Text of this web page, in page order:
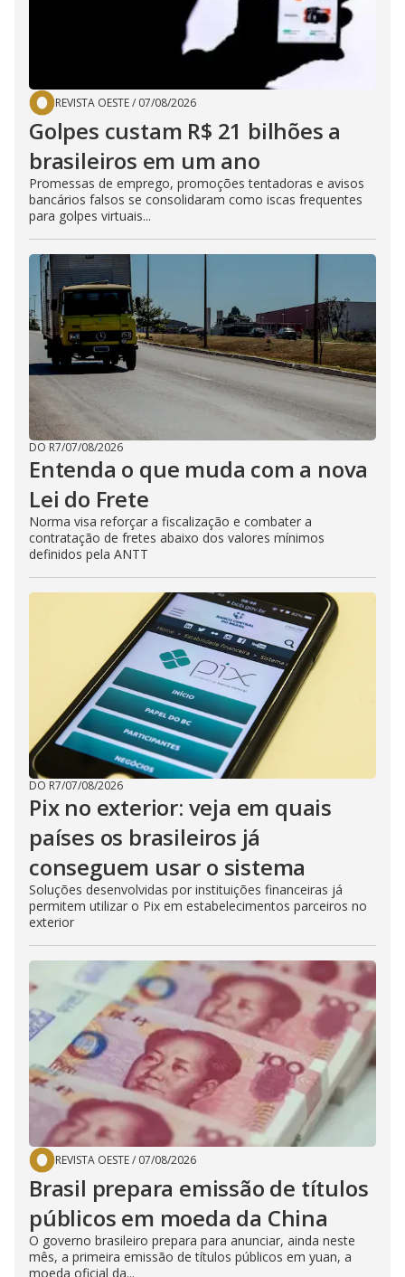
REVISTA OESTE/ 07/08/2026
Golpes custam R$ 21 bilhões a
brasileiros em um ano
Promessas de emprego, promoções tentadoras e avisos
bancários falsos se consolidaram como iscas frequentes
para golpes virtuais...
DO R7/07/08/2026
Entenda o que muda com a nova
Lei do Frete
Norma visa reforçar a fiscalização e combater a
contratação de fretes abaixo dos valores mínimos
definidos pela ANTT
DO R7/07/08/2026
Pix no exterior: veja em quais
países os brasileiros já
conseguem usar o sistema
Soluções desenvolvidas por instituições financeiras já
permitem utilizar o Pix em estabelecimentos parceiros no
exterior
REVISTA OESTE/ 07/08/2026
Brasil prepara emissão de títulos
públicos em moeda da China
O governo brasileiro prepara para anunciar, ainda neste
mês, a primeira emissão de títulos públicos em yuan, a
moeda oficial da...